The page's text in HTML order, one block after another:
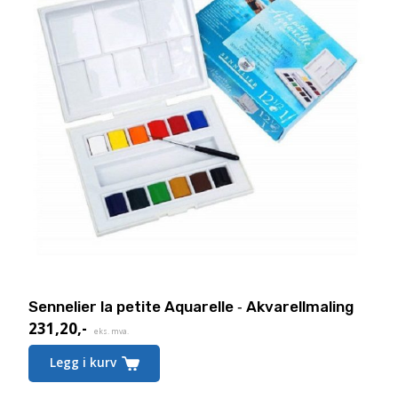
Sennelier la petite Aquarelle ‑ Akvarellmaling
231,20,- eks. mva.
Legg i kurv